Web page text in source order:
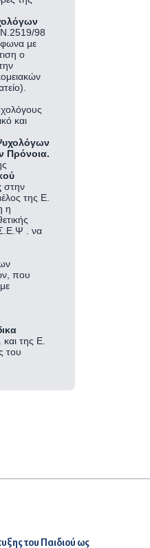
98
με
ο
και
Πρόνοια.
στην
της Ε.
η
. να
που
της Ε.
του
του Παιδιού ως